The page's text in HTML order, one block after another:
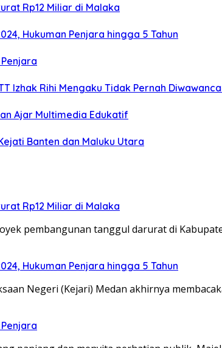
Rp12 Miliar di Malaka
Hukuman Penjara hingga 5 Tahun
Izhak Rihi Mengaku Tidak Pernah
Ajar Multimedia Edukatif
Banten dan Maluku Utara
Rp12 Miliar di Malaka
pembangunan tanggul darurat di
Hukuman Penjara hingga 5 Tahun
Negeri (Kejari) Medan akhirnya